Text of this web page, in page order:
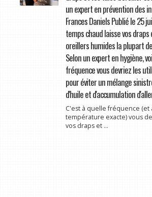
un expert en prévention des
Frances Daniels Publié le 25
temps chaud laisse vos draps
oreillers humides la plupart
Selon un expert en hygiène,
fréquence vous devriez les
pour éviter un mélange
d'huile et d'accumulation
C'est à quelle fréquence (et
température exacte) vous
vos draps et ...